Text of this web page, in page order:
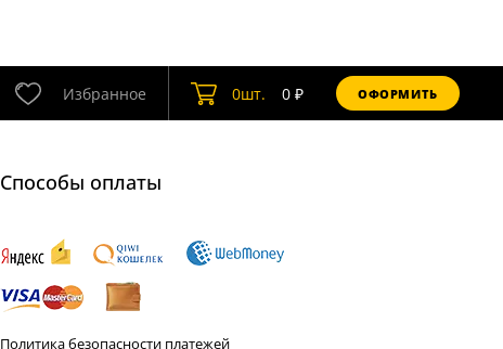
Избранное 0шт. 0₽ ОФОРМИТЬ
Способы оплаты
Политика безопасности платежей